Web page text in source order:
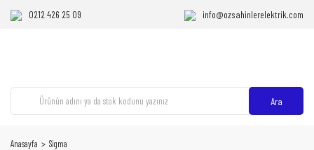
0212 426 25 09 info@ozsahinlerelektrik.com
Ara
Anasayfa Sigma